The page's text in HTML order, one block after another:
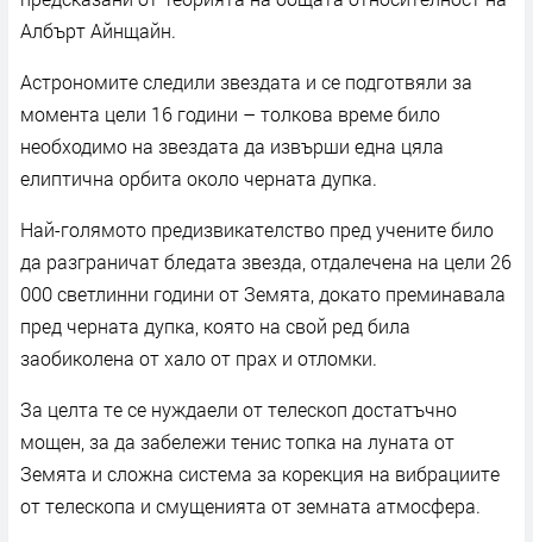
Албърт Айнщайн.
Астрономите следили звездата и се подготвяли за
момента цели 16 години – толкова време било
необходимо на звездата да извърши една цяла
елиптична орбита около черната дупка.
Най-голямото предизвикателство пред учените било
да разграничат бледата звезда, отдалечена на цели 26
000 светлинни години от Земята, докато преминавала
пред черната дупка, която на свой ред била
заобиколена от хало от прах и отломки.
За целта те се нуждаели от телескоп достатъчно
мощен, за да забележи тенис топка на луната от
Земята и сложна система за корекция на вибрациите
от телескопа и смущенията от земната атмосфера.